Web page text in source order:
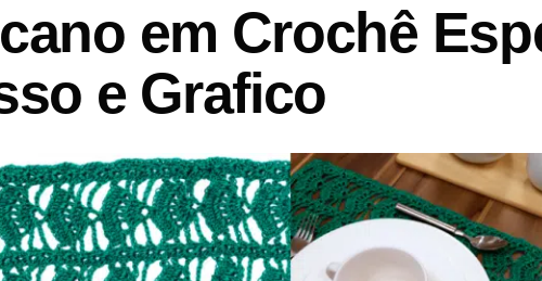
em Crochê
e Grafico